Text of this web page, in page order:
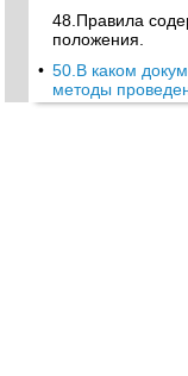
48.Правила
положения.
• 50.В каком
методы